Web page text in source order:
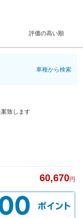
評価の高い順
車種から検索
致します
60,670円